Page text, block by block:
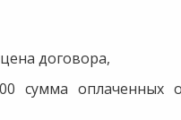
договора,
сумма оплаченных